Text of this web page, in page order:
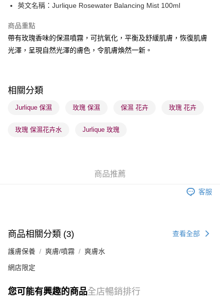
WeChat Pay
BoC Pay
送貨方式
每筆HK$65.00，滿HK$300.00或以上免運費
確認發貨後1-3 工作天送達，訂單將隨機分配至SF順豐速運或京東
(香港門市) 只顯示可選門市。確認發貨後2-5個工作天到店，3天內
取。逾期會取消訂單，並不會安排重寄
英文名稱：Jurlique Rosewater Balancing Mist 100ml
商品重點
帶有玫瑰香味的保濕噴霧，可抗氧化，平衡及舒緩肌膚，恢復肌膚
光澤，呈現自然光澤的膚色，令肌膚煥然一新。
相關分類
Jurlique 保濕 玫瑰 保濕 保濕 花卉 玫瑰 花卉
玫瑰 保濕花卉水 Jurlique 玫瑰
商品推薦
客服
商品相關分類 (3) 查看全部
護膚保養 爽膚/噴霧 爽膚水
網店限定
您可能有興趣的商品全店暢銷排行